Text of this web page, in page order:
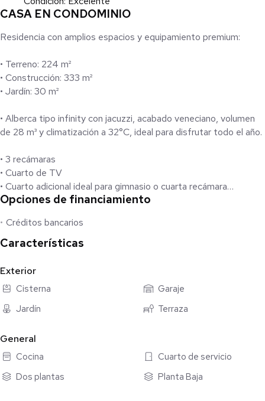
CASA EN CONDOMINIO
Residencia con amplios espacios y equipamiento premium:
• Terreno: 224 m²
• Construcción: 333 m²
• Jardín: 30 m²
• Alberca tipo infinity con jacuzzi, acabado veneciano, volumen
de 28 m³ y climatización a 32°C, ideal para disfrutar todo el año.
• 3 recámaras
• Cuarto de TV
• Cuarto adicional ideal para gimnasio o cuarta recámara
• Cuarto de servicio
• 3 baños completos (uno con tina de hidromasaje)
• 2 medios baños
• Cocina integral abierta con cubierta de granito, barra
desayunadora, horno y estufa Teka
• Alacena cerrada de 4 m²
• Área cubierta para lavadora
• Terraza en planta baja de 30 m² con asador tipo argentino y
tarja
• Terraza en planta alta de 38 m² con excelentes vistas
Opciones de financiamiento
Créditos bancarios
Características
Exterior
Cisterna
Garaje
Jardín
Terraza
General
Cocina
Cuarto de servicio
Dos plantas
Planta Baja